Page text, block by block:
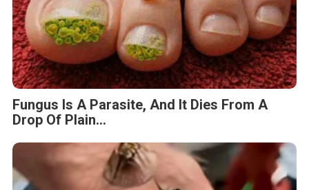
Fungus Is A Parasite, And It Dies From A
Drop Of Plain...